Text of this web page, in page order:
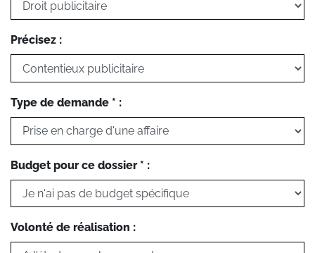
Précisez :
Type de demande * :
Budget pour ce dossier * :
Volonté de réalisation :